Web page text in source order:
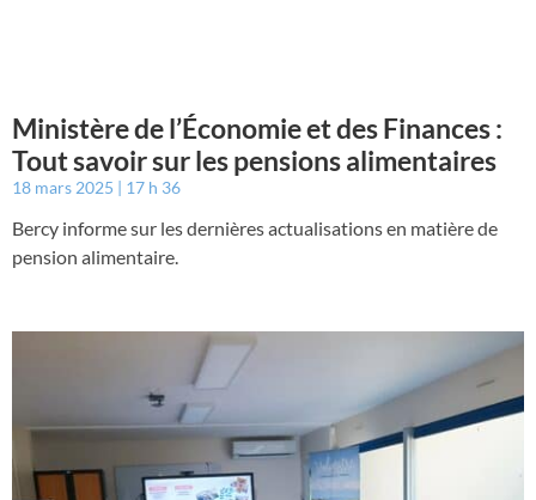
Ministère de l’Économie et des Finances :
Tout savoir sur les pensions alimentaires
18 mars 2025 17 h 36
Bercy informe sur les dernières actualisations en matière de
pension alimentaire.